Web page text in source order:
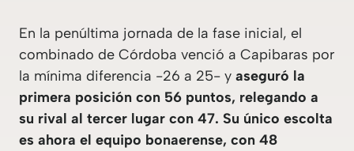
En la penúltima jornada de la fase inicial, el
combinado de Córdoba venció a Capibaras por
la mínima diferencia -26 a 25- y aseguró la
primera posición con 56 puntos, relegando a
su rival al tercer lugar con 47. Su único escolta
es ahora el equipo bonaerense, con 48